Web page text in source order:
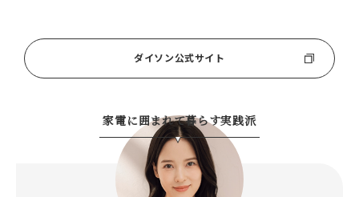
ダイソン公式サイト
家電に囲まれて暮らす実践派